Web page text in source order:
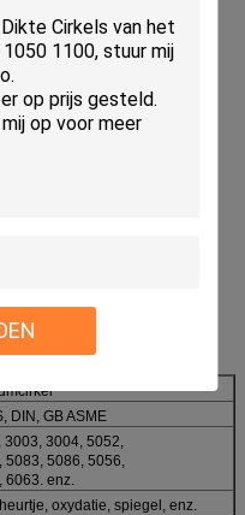
voor de
DIN, GB ASME
3003, 3004, 5052,
5083, 5086, 5056,
6063. enz.
oxydatie, spiegel, enz.